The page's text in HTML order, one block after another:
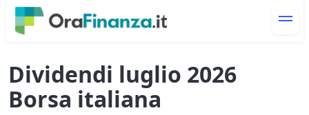
Dividendi luglio 2026
Borsa italiana